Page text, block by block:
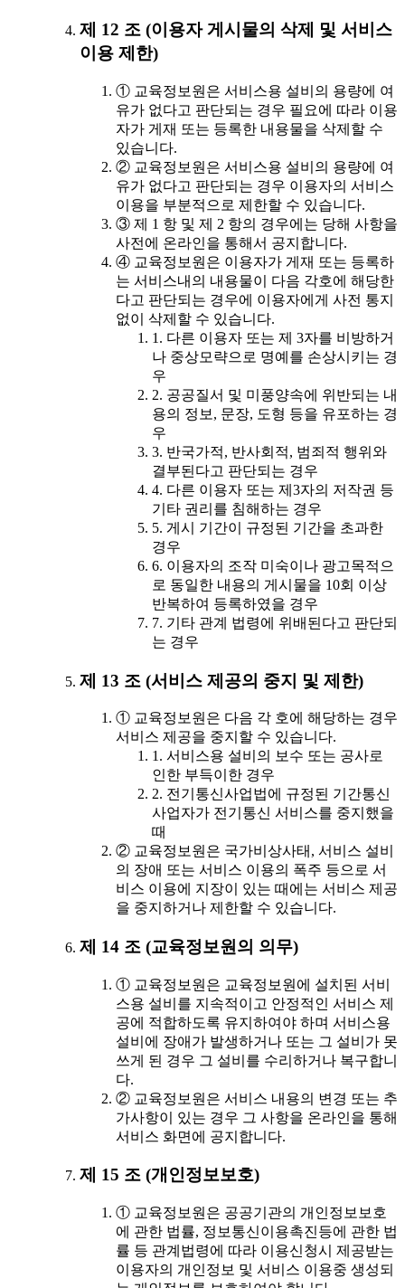
제 12 조 (이용자 게시물의 삭제 및 서비스
이용 제한)
① 교육정보원은 서비스용 설비의 용량에 여
유가 없다고 판단되는 경우 필요에 따라 이용
자가 게재 또는 등록한 내용물을 삭제할 수
있습니다.
② 교육정보원은 서비스용 설비의 용량에 여
유가 없다고 판단되는 경우 이용자의 서비스
이용을 부분적으로 제한할 수 있습니다.
③ 제 1 항 및 제 2 항의 경우에는 당해 사항을
사전에 온라인을 통해서 공지합니다.
④ 교육정보원은 이용자가 게재 또는 등록하
는 서비스내의 내용물이 다음 각호에 해당한
다고 판단되는 경우에 이용자에게 사전 통지
없이 삭제할 수 있습니다.
1. 다른 이용자 또는 제 3자를 비방하거
나 중상모략으로 명예를 손상시키는 경
우
2. 공공질서 및 미풍양속에 위반되는 내
용의 정보, 문장, 도형 등을 유포하는 경
우
3. 반국가적, 반사회적, 범죄적 행위와
결부된다고 판단되는 경우
4. 다른 이용자 또는 제3자의 저작권 등
기타 권리를 침해하는 경우
5. 게시 기간이 규정된 기간을 초과한
경우
6. 이용자의 조작 미숙이나 광고목적으
로 동일한 내용의 게시물을 10회 이상
반복하여 등록하였을 경우
7. 기타 관계 법령에 위배된다고 판단되
는 경우
제 13 조 (서비스 제공의 중지 및 제한)
① 교육정보원은 다음 각 호에 해당하는 경우
서비스 제공을 중지할 수 있습니다.
1. 서비스용 설비의 보수 또는 공사로
인한 부득이한 경우
2. 전기통신사업법에 규정된 기간통신
사업자가 전기통신 서비스를 중지했을
때
② 교육정보원은 국가비상사태, 서비스 설비
의 장애 또는 서비스 이용의 폭주 등으로 서
비스 이용에 지장이 있는 때에는 서비스 제공
을 중지하거나 제한할 수 있습니다.
제 14 조 (교육정보원의 의무)
① 교육정보원은 교육정보원에 설치된 서비
스용 설비를 지속적이고 안정적인 서비스 제
공에 적합하도록 유지하여야 하며 서비스용
설비에 장애가 발생하거나 또는 그 설비가 못
쓰게 된 경우 그 설비를 수리하거나 복구합니
다.
② 교육정보원은 서비스 내용의 변경 또는 추
가사항이 있는 경우 그 사항을 온라인을 통해
서비스 화면에 공지합니다.
제 15 조 (개인정보보호)
① 교육정보원은 공공기관의 개인정보보호
에 관한 법률, 정보통신이용촉진등에 관한 법
률 등 관계법령에 따라 이용신청시 제공받는
이용자의 개인정보 및 서비스 이용중 생성되